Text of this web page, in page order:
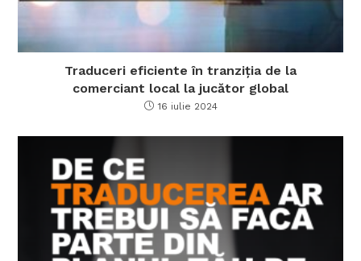
Traduceri eficiente în tranziția de la
comerciant local la jucător global
16 iulie 2024